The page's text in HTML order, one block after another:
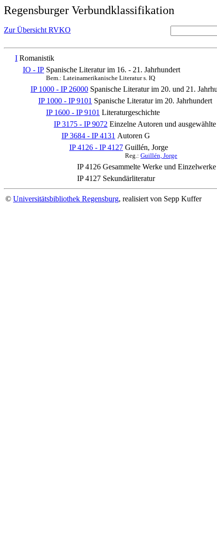
Regensburger Verbundklassifikation
Zur Übersicht RVKO
I Romanistik
IO - IP Spanische Literatur im 16. - 21. Jahrhundert
Bem.: Lateinamerikanische Literatur s. IQ
IP 1000 - IP 26000 Spanische Literatur im 20. und 21.
IP 1000 - IP 9101 Spanische Literatur im 20. Jahrhundert
IP 1600 - IP 9101 Literaturgeschichte
IP 3175 - IP 9072 Einzelne Autoren und
IP 3684 - IP 4131 Autoren G
IP 4126 - IP 4127 Guillén, Jorge
Reg.: Guillén, Jorge
IP 4126 Gesammelte Werke und Einzelwerke
IP 4127 Sekundärliteratur
© Universitätsbibliothek Regensburg, realisiert von Sepp Kuffer